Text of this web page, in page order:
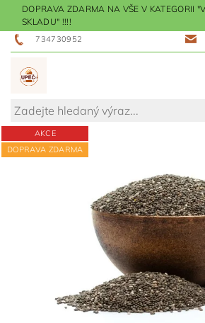
DOPRAVA ZDARMA NA VŠE V KATEGORII
SKLADU" !!!!
734730952
AKCE
DOPRAVA ZDARMA